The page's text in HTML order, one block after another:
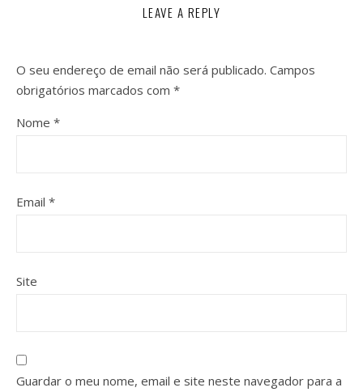
LEAVE A REPLY
O seu endereço de email não será publicado. Campos
obrigatórios marcados com *
Nome *
Email *
Site
Guardar o meu nome, email e site neste navegador para a